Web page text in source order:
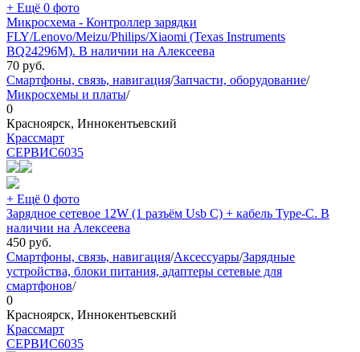
+ Ещё 0 фото
Микросхема - Контроллер зарядки
FLY/Lenovo/Meizu/Philips/Xiaomi (Texas Instruments
BQ24296M). В наличии на Алексеева
70 руб.
Смартфоны, связь, навигация/Запчасти, оборудование/
Микросхемы и платы/
0
Красноярск, Иннокентьевский
Крассмарт
СЕРВИС6035
+ Ещё 0 фото
Зарядное сетевое 12W (1 разъём Usb C) + кабель Type-C. В
наличии на Алексеева
450 руб.
Смартфоны, связь, навигация/Аксессуары/Зарядные
устройства, блоки питания, адаптеры сетевые для
смартфонов/
0
Красноярск, Иннокентьевский
Крассмарт
СЕРВИС6035